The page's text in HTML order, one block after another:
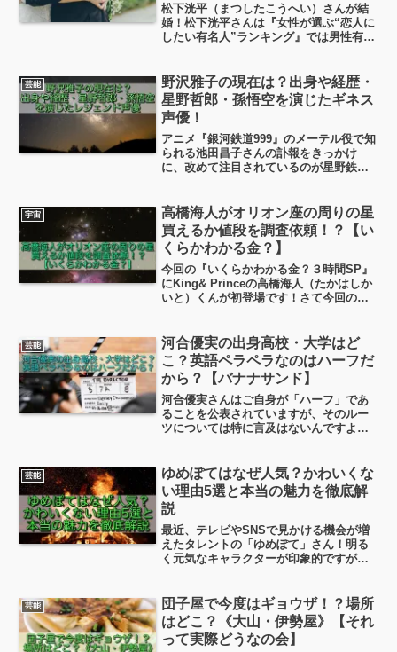
松下洸平（まつしたこうへい）さんが結
婚！松下洸平さんは『女性が選ぶ“恋人に
したい有名人”ランキング』では男性有名
か？その出会いは？馴れ初めは？といっ
たあたりを調べていこうかと思います。
芸能
野沢雅子の現在は？出身や経歴・
星野哲郎・孫悟空を演じたギネス
声優！
アニメ『銀河鉄道999』のメーテル役で知
られる池田昌子さんの訃報をきっかけ
に、改めて注目されているのが星野鉄郎
に残る存在と言っても過言ではありませ
ん。今日はそんな野沢雅子さんの「経
歴」「現在の活動」についてまとめてみ
ました。
宇宙
高橋海人がオリオン座の周りの星
買えるか値段を調査依頼！？【い
くらかわかる金？】
今回の『いくらかわかる金？３時間SP』
にKing& Princeの高橋海人（たかはしか
いと）くんが初登場です！さて今回のお
り、【調べてほしいお金にまつわる疑
問】で高橋海人...
芸能
河合優実の出身高校・大学はど
こ？英語ペラペラなのはハーフだ
から？【バナナサンド】
河合優実さんはご自身が「ハーフ」であ
ることを公表されていますが、そのルー
ツについては特に言及はないんですよ
や噂されている本名についても、ちょっ
と見ていこうと思います。
芸能
ゆめぽてはなぜ人気？かわいくな
い理由5選と本当の魅力を徹底解
説
最近、テレビやSNSで見かける機会が増
えたタレントの「ゆめぽて」さん！明る
く元気なキャラクターが印象的ですが、
るワードが出てきます。人気がある一方
で、なぜこうした声が出てくるのでしょ
うか？ちょっと見ていこうと思います！
芸能
団子屋で今度はギョウザ！？場所
はどこ？《大山・伊勢屋》【それ
って実際どうなの会】